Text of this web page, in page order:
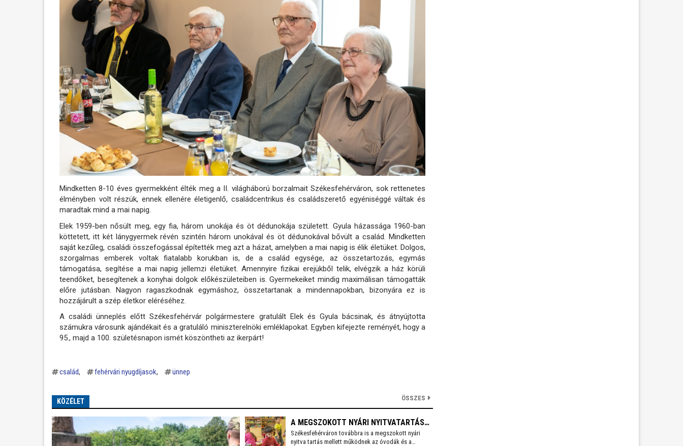
Mindketten 8-10 éves gyermekként élték meg a II. világháború borzalmait Székesfehérváron, sok rettenetes
élményben volt részük, ennek ellenére életigenlő, családcentrikus és családszerető egyéniséggé váltak és
maradtak mind a mai napig.
Elek 1959-ben nősült meg, egy fia, három unokája és öt dédunokája született. Gyula házassága 1960-ban
köttetett, itt két lánygyermek révén szintén három unokával és öt dédunokával bővült a család. Mindketten
saját kezűleg, családi összefogással építették meg azt a házat, amelyben a mai napig is élik életüket. Dolgos,
szorgalmas emberek voltak fiatalabb korukban is, de a család egysége, az összetartozás, egymás
támogatása, segítése a mai napig jellemzi életüket. Amennyire fizikai erejükből telik, elvégzik a ház körüli
teendőket, besegítenek a konyhai dolgok előkészületeiben is. Gyermekeiket mindig maximálisan támogatták
előre jutásban. Nagyon ragaszkodnak egymáshoz, összetartanak a mindennapokban, bizonyára ez is
hozzájárult a szép életkor eléréséhez.
A családi ünneplés előtt Székesfehérvár polgármestere gratulált Elek és Gyula bácsinak, és átnyújtotta
számukra városunk ajándékait és a gratuláló miniszterelnöki emléklapokat. Egyben kifejezte reményét, hogy a
95., majd a 100. születésnapon ismét köszöntheti az ikerpárt!
család fehérvári nyugdíjasok ünnep
KÖZÉLET ÖSSZES
A MEGSZOKOTT NYÁRI NYITVATARTÁS
MELLETT MŰKÖDNEK A FEHÉRVÁRI
Székesfehérváron továbbra is a megszokott nyári
nyitva tartás mellett működnek az óvodák és a